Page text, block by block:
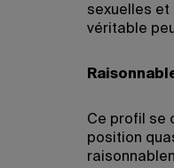
sexuelles et
véritable
Ce profil se
position